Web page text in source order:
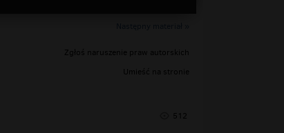
Zgłoś naruszenie praw autorskich
Umieść na stronie
512